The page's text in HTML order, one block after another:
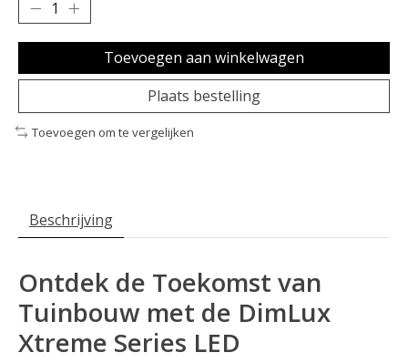
Toevoegen aan winkelwagen
Plaats bestelling
Toevoegen om te vergelijken
Beschrijving
Ontdek de Toekomst van
Tuinbouw met de DimLux
Xtreme Series LED